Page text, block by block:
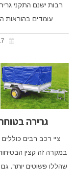
רבות ישנם התקני
עומדים בהוראות
גרירה
ציי רכב רבים
במקרה זה קצין
שהללו פשוטים יותר.